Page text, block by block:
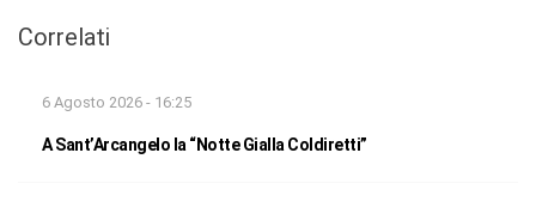
Correlati
6 Agosto 2026 - 16:25
A Sant’Arcangelo la “Notte Gialla Coldiretti”